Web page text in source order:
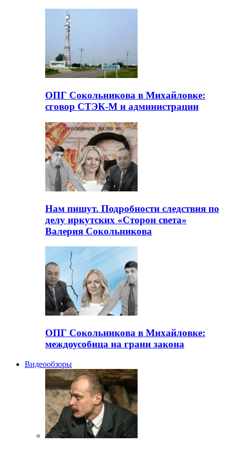
ОПГ Сокольникова в Михайловке:
сговор СТЭК-М и администрации
Нам пишут. Подробности следствия по
делу иркутских «Сторон света»
Валерия Сокольникова
ОПГ Сокольникова в Михайловке:
междоусобица на грани закона
Видеообзоры